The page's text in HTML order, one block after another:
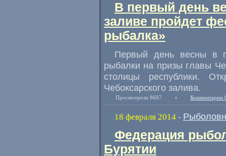
В первый день
заливе пройдет
рыбалка»
Первый день весны в
рыбалки на призы главы
столицы республики.
Чебоксарского залива.
Просмотрели 8687 • Комментарии
18 февраля 2014 -
Федерация
Бурятии